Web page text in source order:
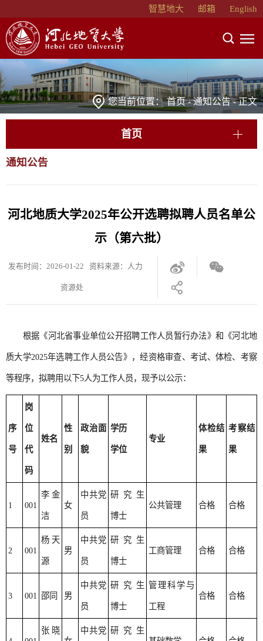
智慧地大 邮箱 English
您当前位置：首页-通知公告- 正文
首页
通知公告
河北地质大学2025年公开选聘拟聘人员名单公
示（第六批）
发布时间：2026-01-22 资料来源：人力
资源处
根据《河北省事业单位公开招聘工作人员暂行办法》和《河北地
质大学2025年选聘工作人员公告》，经资格审查、考试、体检、考察
等程序，拟聘用以下5人为工作人员，现予以公示：
序
号
岗
位
代
码
姓名
性
别
政治面
貌
学历
学位
专业
体检结
果
考察结
果
1 001
李金
洁
女
中共党
员
研究生
博士
公共管理 合格 合格
2 001
杨天
源
男
中共党
员
研究生
博士
工商管理 合格 合格
3 001 邵同 男
中共党
员
研究生
博士
管理科学与
工程
合格 合格
张晓 中共党 研究生